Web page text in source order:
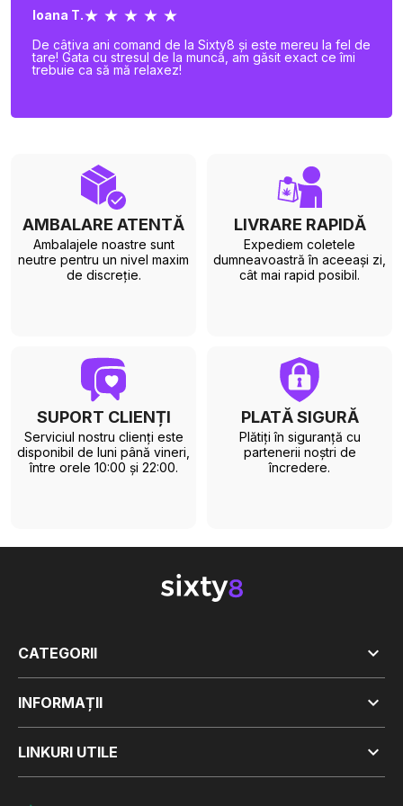
Ioana T.★ ★ ★ ★ ★
De câțiva ani comand de la Sixty8 și este mereu la fel de
tare! Gata cu stresul de la muncă, am găsit exact ce îmi
trebuie ca să mă relaxez!
AMBALARE ATENTĂ
Ambalajele noastre sunt
neutre pentru un nivel maxim
de discreție.
LIVRARE RAPIDĂ
Expediem coletele
dumneavoastră în aceeași zi,
cât mai rapid posibil.
SUPORT CLIENȚI
Serviciul nostru clienți este
disponibil de luni până vineri,
între orele 10:00 și 22:00.
PLATĂ SIGURĂ
Plătiți în siguranță cu
partenerii noștri de
încredere.
CATEGORII 
INFORMAȚII 
LINKURI UTILE 